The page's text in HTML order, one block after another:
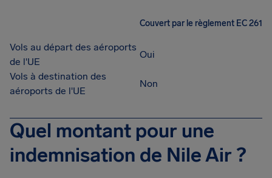
Couvert par le règlement EC 261
Vols au départ des aéroports
de l'UE
Oui
Vols à destination des
aéroports de l'UE
Non
Quel montant pour une
indemnisation de Nile Air ?